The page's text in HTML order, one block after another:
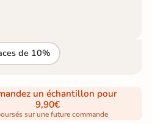
de 10%
un échantillon pour
9,90€
sur une future commande